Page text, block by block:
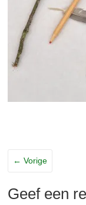
← Vorige
Geef een